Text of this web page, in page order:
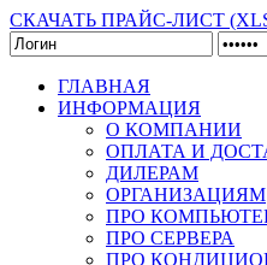
СКАЧАТЬ ПРАЙС-ЛИСТ
ГЛАВНАЯ
ИНФОРМАЦИЯ
О КОМПАНИИ
ОПЛАТА И
ДИЛЕРАМ
ОРГАНИЗАЦИЯМ
ПРО
ПРО СЕРВЕРА
ПРО